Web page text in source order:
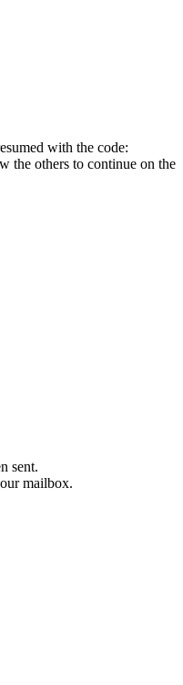
with the code:
the others to continue on the
sent.
mailbox.